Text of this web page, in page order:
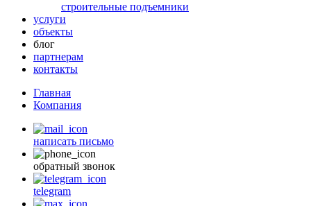
строительные подъемники
услуги
объекты
блог
партнерам
контакты
Главная
Компания
написать письмо
обратный звонок
telegram